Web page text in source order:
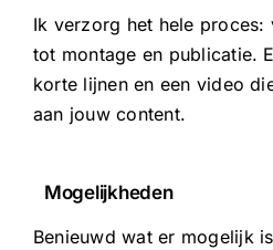
Ik verzorg het hele proces:
tot montage en publicatie.
korte lijnen en een video
aan jouw content.
Mogelijkheden
Benieuwd wat er mogelijk